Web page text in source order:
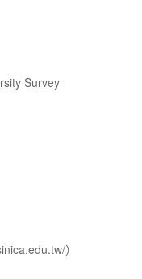
Survey
）